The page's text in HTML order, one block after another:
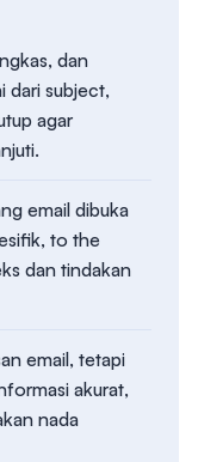
dan
dari subject,
agar
email dibuka
to the
dan tindakan
email, tetapi
akurat,
nada